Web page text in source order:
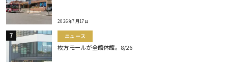
2026年7月17日
ニュース
枚方モールが全館休館。8/26